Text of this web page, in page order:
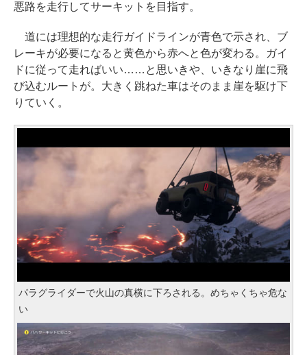
悪路を走行してサーキットを目指す。
道には理想的な走行ガイドラインが青色で示され、ブ
レーキが必要になると黄色から赤へと色が変わる。ガイ
ドに従って走ればいい……と思いきや、いきなり崖に飛
び込むルートが。大きく跳ねた車はそのまま崖を駆け下
りていく。
パラグライダーで火山の真横に下ろされる。めちゃくちゃ危な
い